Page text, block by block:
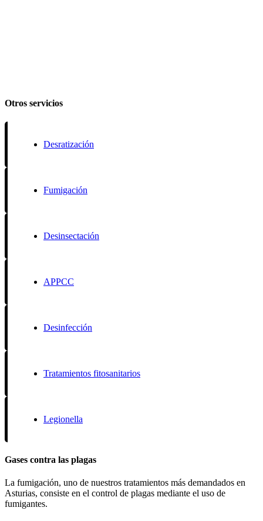
Otros servicios
Desratización
Fumigación
Desinsectación
APPCC
Desinfección
Tratamientos fitosanitarios
Legionella
Gases contra las plagas
La fumigación, uno de nuestros tratamientos más demandados en
Asturias, consiste en el control de plagas mediante el uso de
fumigantes.